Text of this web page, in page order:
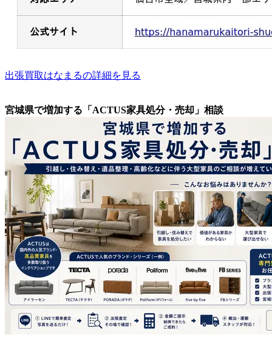
出張買取はなまるの詳細を見る
宮城県で増加する「ACTUS家具処分・売却」相談